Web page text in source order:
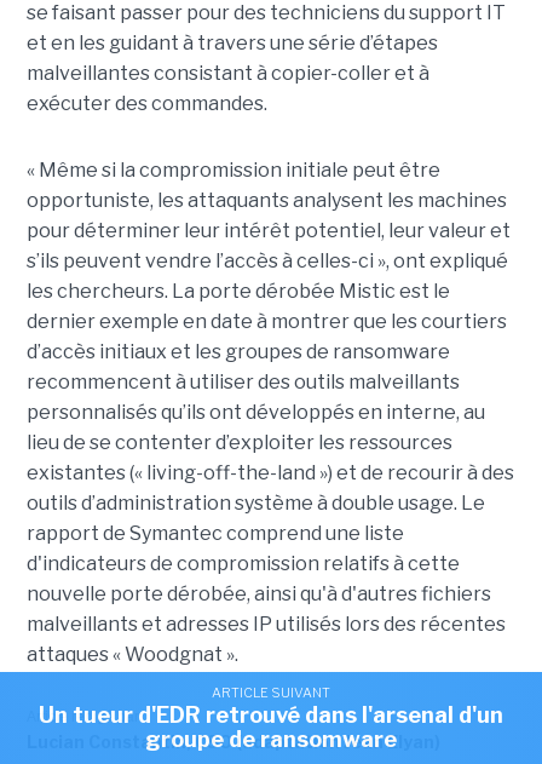
se faisant passer pour des techniciens du support IT
et en les guidant à travers une série d’étapes
malveillantes consistant à copier-coller et à
exécuter des commandes.
« Même si la compromission initiale peut être
opportuniste, les attaquants analysent les machines
pour déterminer leur intérêt potentiel, leur valeur et
s’ils peuvent vendre l’accès à celles-ci », ont expliqué
les chercheurs. La porte dérobée Mistic est le
dernier exemple en date à montrer que les courtiers
d’accès initiaux et les groupes de ransomware
recommencent à utiliser des outils malveillants
personnalisés qu’ils ont développés en interne, au
lieu de se contenter d’exploiter les ressources
existantes (« living-off-the-land ») et de recourir à des
outils d’administration système à double usage. Le
rapport de Symantec comprend une liste
d'indicateurs de compromission relatifs à cette
nouvelle porte dérobée, ainsi qu'à d'autres fichiers
malveillants et adresses IP utilisés lors des récentes
attaques « Woodgnat ».
Article rédigé par
Lucian Constantin, CSO (adaptation Jean Elyan)
ARTICLE SUIVANT
Un tueur d'EDR retrouvé dans l'arsenal d'un
groupe de ransomware